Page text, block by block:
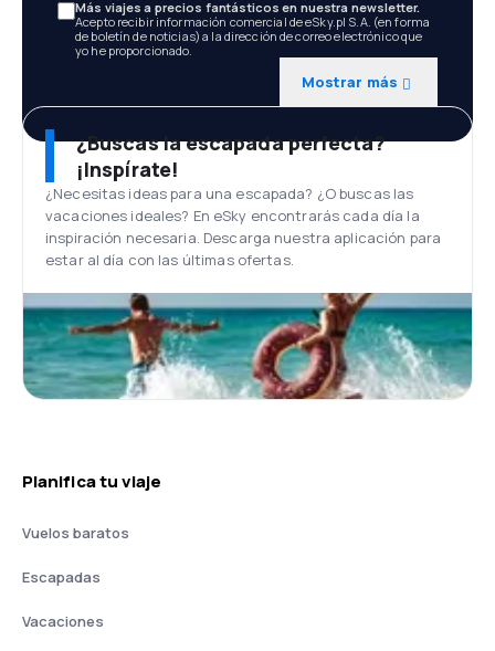
Más viajes a precios fantásticos en nuestra newsletter.
Acepto recibir información comercial de eSky.pl S.A. (en forma
de boletín de noticias) a la dirección de correo electrónico que
yo he proporcionado.
Mostrar más
¿Buscas la escapada perfecta?
¡Inspírate!
¿Necesitas ideas para una escapada? ¿O buscas las
vacaciones ideales? En eSky encontrarás cada día la
inspiración necesaria. Descarga nuestra aplicación para
estar al día con las últimas ofertas.
Planifica tu viaje
Vuelos baratos
Escapadas
Vacaciones